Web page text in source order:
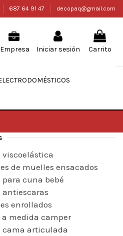
687 64 91 47 decopaq@gmail.com
Empresa Iniciar sesión Carrito
viscoelástica
de muelles ensacados
para cuna bebé
antiescaras
enrollados
medida camper
cama articulada